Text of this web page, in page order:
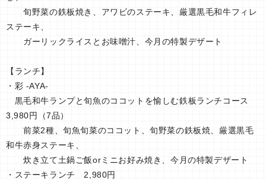
旬野菜の鉄板焼き、アワビのステーキ、厳選黒毛和牛フィレ
ステーキ、
ガーリックライスとお味噌汁、今月の特製デザート
【ランチ】
・彩 -AYA-
黒毛和牛ランプと旬魚のココットを愉しむ鉄板ランチコース
3,980円（7品）
前菜2種、旬魚旬菜のココット、旬野菜の鉄板焼、厳選黒毛
和牛赤身ステーキ、
炊き立て土鍋ご飯orミニお好み焼き、今月の特製デザート
・ステーキランチ 2,980円